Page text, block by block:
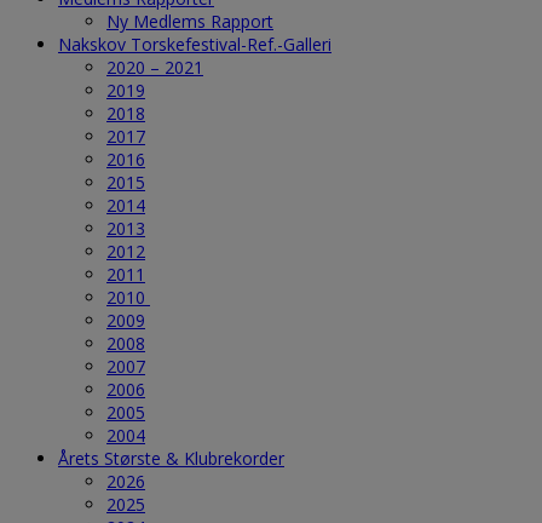
Ny Medlems Rapport
Nakskov Torskefestival-Ref.-Galleri
2020 – 2021
2019
2018
2017
2016
2015
2014
2013
2012
2011
2010
2009
2008
2007
2006
2005
2004
Årets Største & Klubrekorder
2026
2025